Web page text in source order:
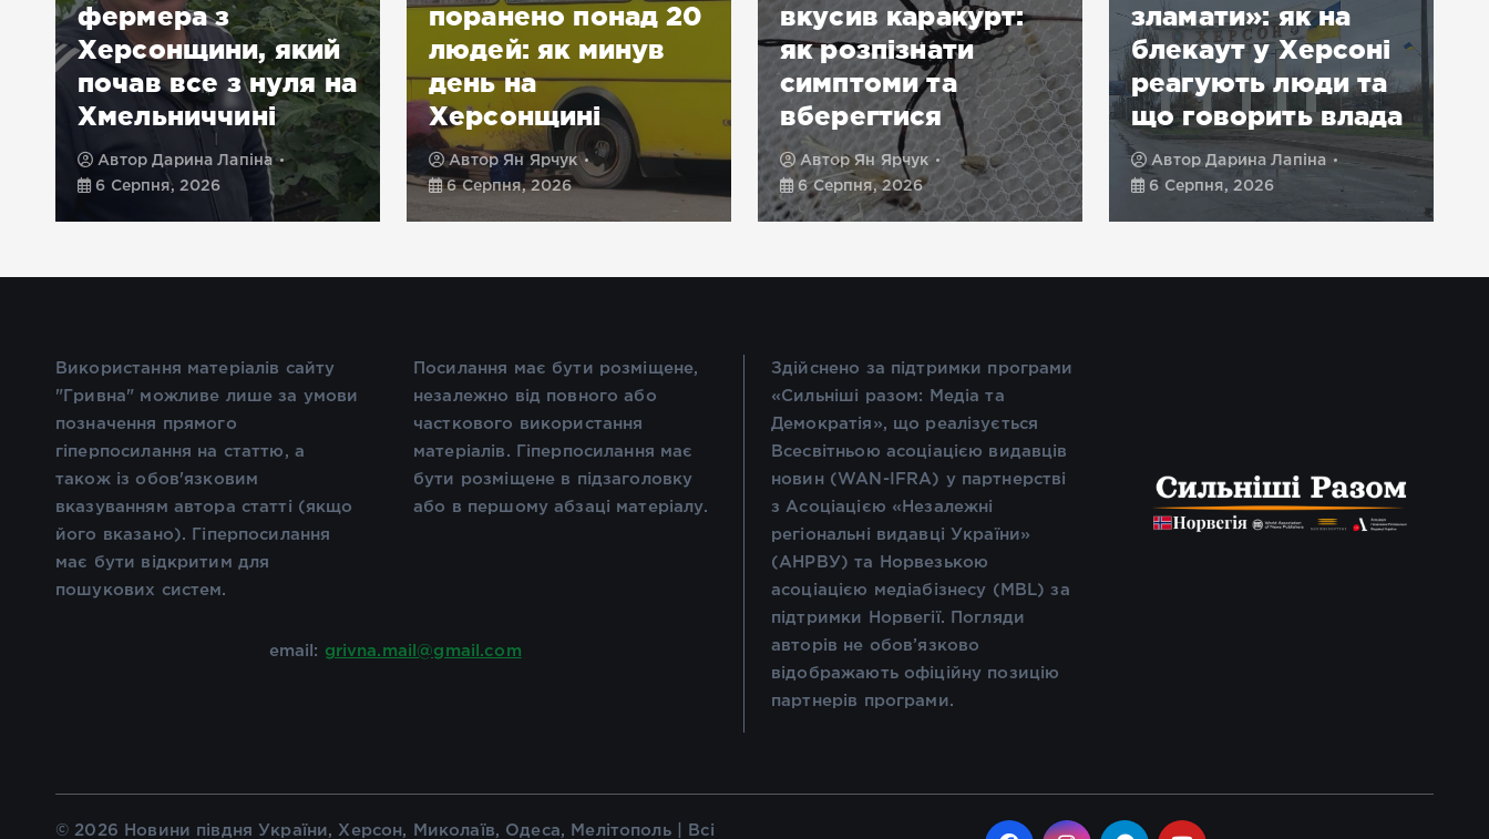
фермера з
Херсонщини, який
почав все з нуля на
Хмельниччині
АвторДарина Лапіна
6 Серпня, 2026
поранено понад 20
людей: як минув
день на
Херсонщині
АвторЯн Ярчук
6 Серпня, 2026
вкусив каракурт:
як розпізнати
симптоми та
вберегтися
АвторЯн Ярчук
6 Серпня, 2026
зламати»: як на
блекаут у Херсоні
реагують люди та
що говорить влада
АвторДарина Лапіна
6 Серпня, 2026
Використання матеріалів сайту
"Гривна" можливе лише за умови
позначення прямого
гіперпосилання на статтю, а
також із обов'язковим
вказуванням автора статті (якщо
його вказано). Гіперпосилання
має бути відкритим для
пошукових систем.
email: grivna.mail@gmail.com
Посилання має бути розміщене,
незалежно від повного або
часткового використання
матеріалів. Гіперпосилання має
бути розміщене в підзаголовку
або в першому абзаці матеріалу.
Здійснено за підтримки програми
«Сильніші разом: Медіа та
Демократія», що реалізується
Всесвітньою асоціацією видавців
новин (WAN-IFRA) у партнерстві
з Асоціацією «Незалежні
регіональні видавці України»
(АНРВУ) та Норвезькою
асоціацією медіабізнесу (MBL) за
підтримки Норвегії. Погляди
авторів не обов’язково
відображають офіційну позицію
партнерів програми.
© 2026 Новини півдня України, Херсон, Миколаїв, Одеса, Мелітополь | Всі